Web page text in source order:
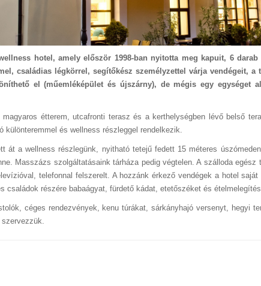
hotel, amely először 1998-ban nyitotta meg kapuit, 6 darab
családias légkörrel, segítőkész személyzettel várja vendégeit,
el (műemléképület és újszárny), de mégis egy egységet
étterem, utcafronti terasz és a kerthelységben lévő belső
különteremmel és wellness részleggel rendelkezik.
át a wellness részlegünk, nyitható tetejű fedett 15 méteres
Masszázs szolgáltatásaink tárháza pedig végtelen. A szálloda
telefonnal felszerelt. A hozzánk érkező vendégek a hotel
családok részére babaágyat, fürdető kádat, etetőszéket és
céges rendezvények, kenu túrákat, sárkányhajó versenyt, hegyi